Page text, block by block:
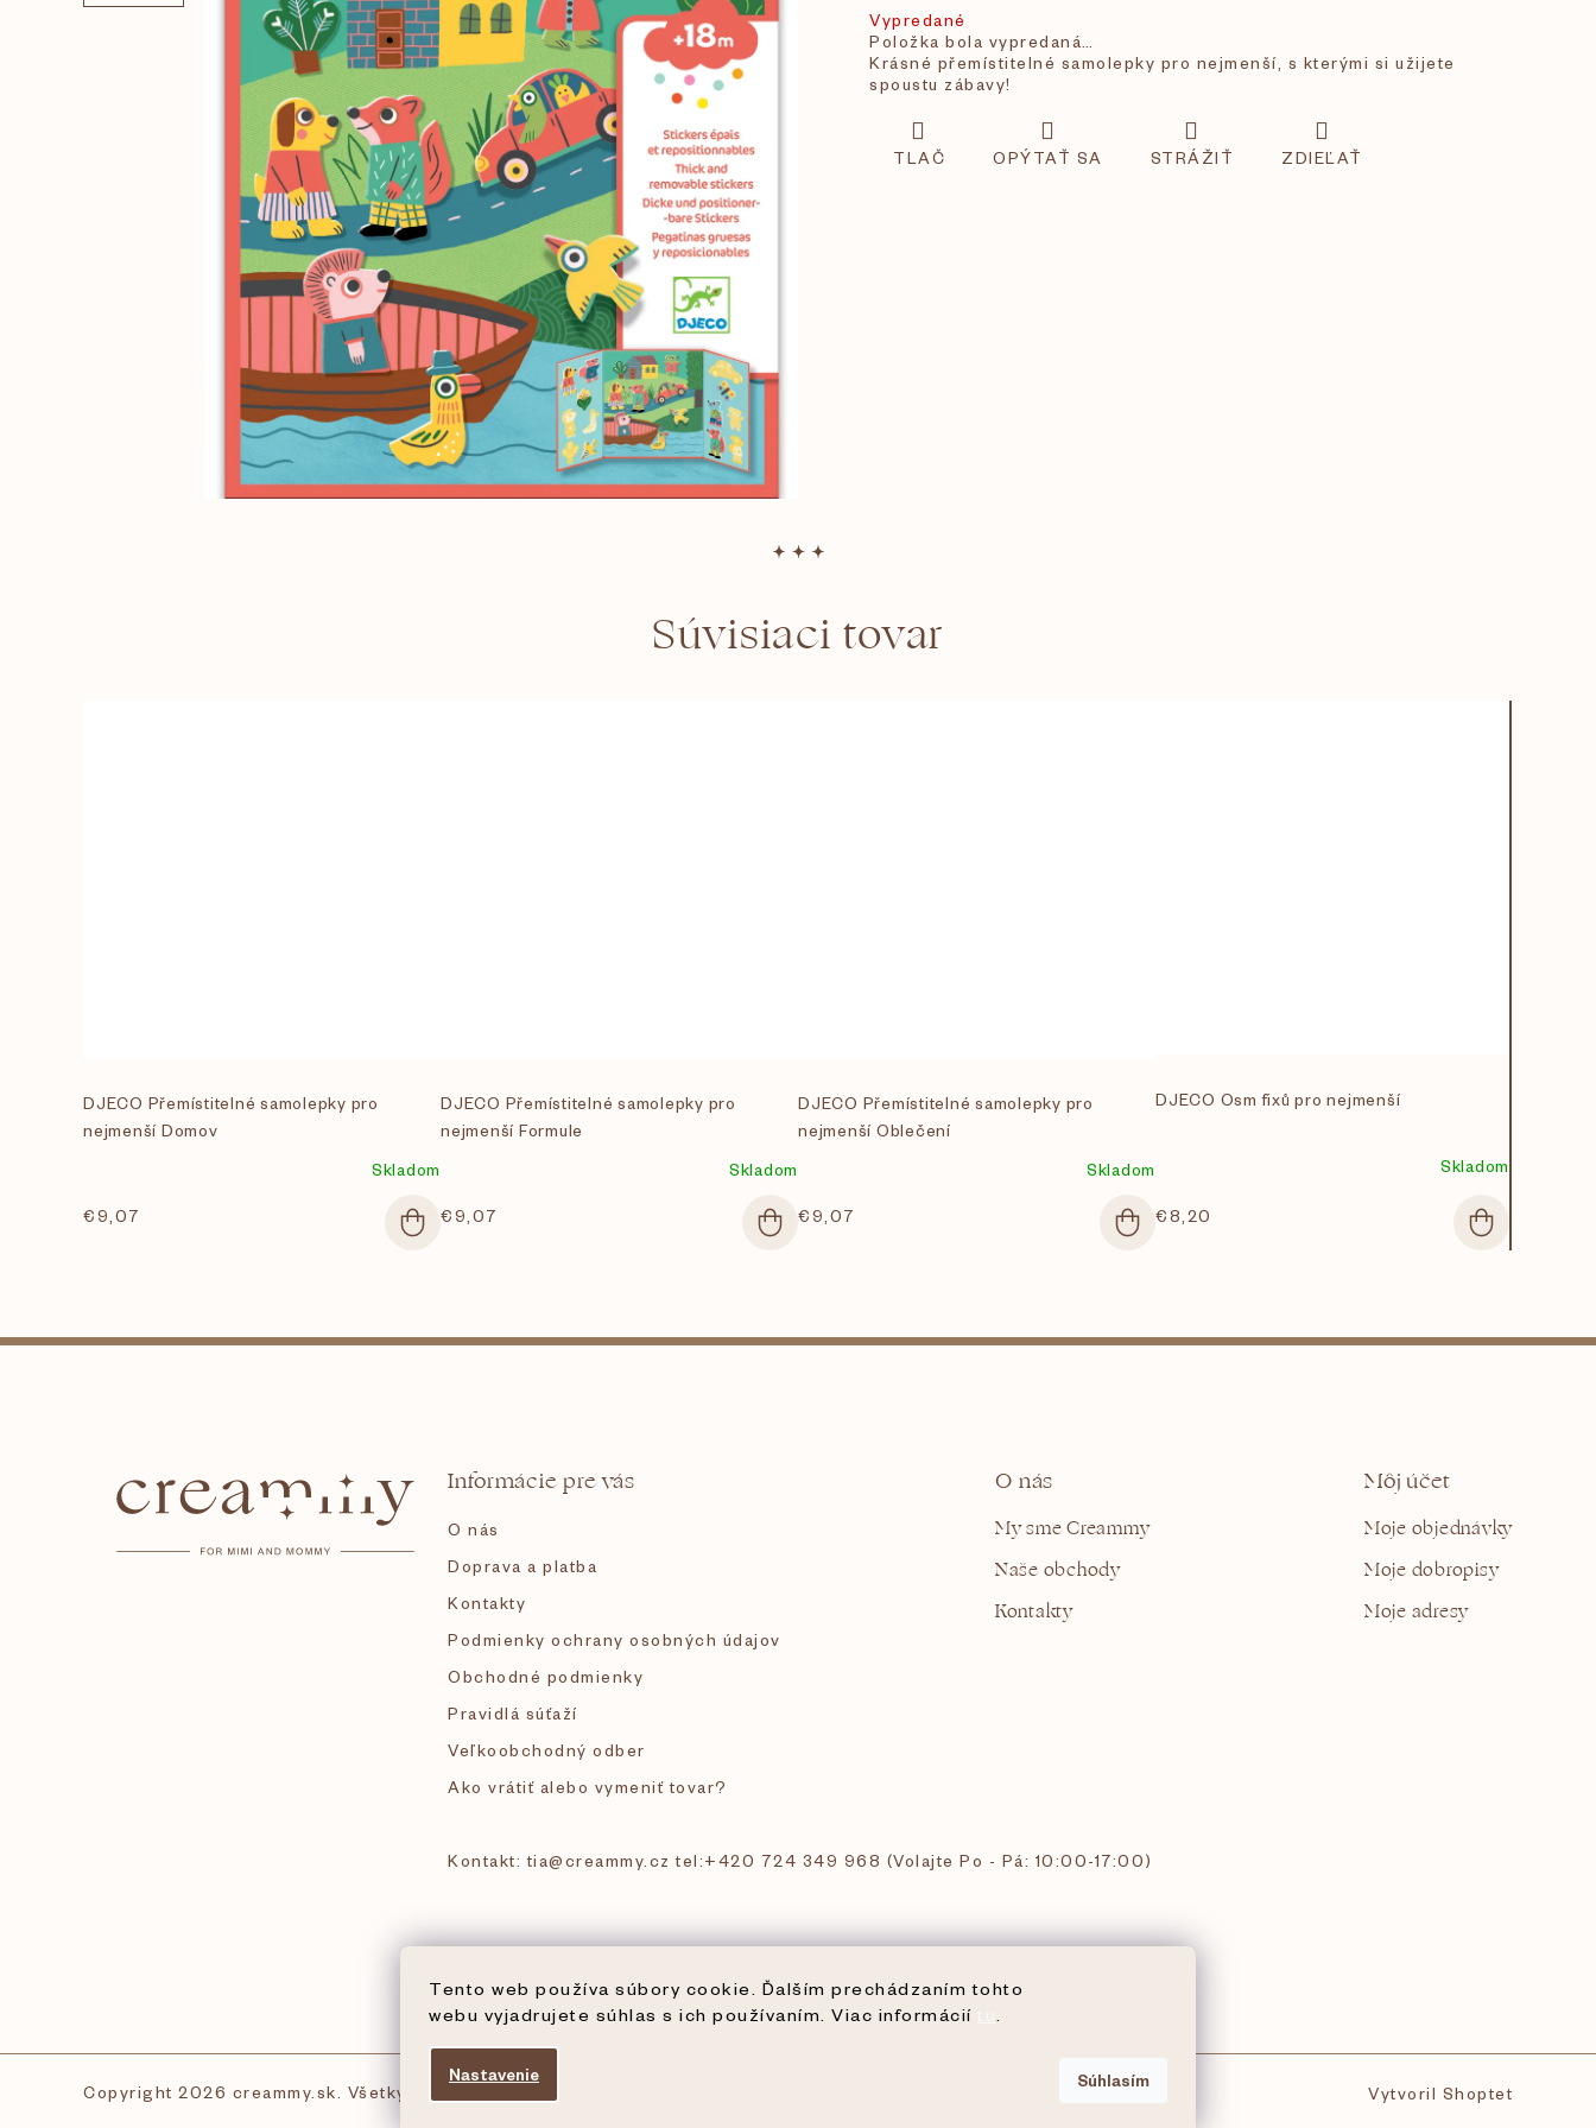
Tento web používa súbory cookie. Ďalším prechádzaním tohto
webu vyjadrujete súhlas s ich používaním. Viac informácií
Nastavenie Súhlasím
Vypredané
Položka bola vypredaná…
Krásné přemístitelné samolepky pro nejmenší, s kterými si užijete
spoustu zábavy!
TLAČ OPÝTAŤ SA STRÁŽIŤ ZDIEĽAŤ
Súvisiaci tovar
DJECO Přemístitelné samolepky pro
nejmenší Domov
Skladom
€9,07
DJECO Přemístitelné samolepky pro
nejmenší Formule
Skladom
€9,07
DJECO Přemístitelné samolepky pro
nejmenší Oblečení
Skladom
€9,07
DJECO Osm fixů pro nejmenší
Skladom
€8,20
Informácie pre vás
O nás
Doprava a platba
Kontakty
Podmienky ochrany osobných údajov
Obchodné podmienky
Pravidlá súťaží
Veľkoobchodný odber
Ako vrátiť alebo vymeniť tovar?
O nás
My sme Creammy
Naše obchody
Kontakty
Môj účet
Moje objednávky
Moje dobropisy
Moje adresy
Kontakt: tia@creammy.cz tel:+420 724 349 968 (Volajte Po - Pá: 10:00-17:00)
Vytvoril Shoptet
Copyright 2026 creammy.sk . Všetky práva vyhradené.